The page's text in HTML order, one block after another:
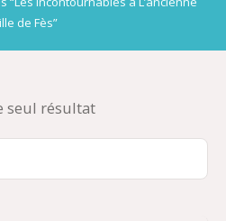
de Fès”
seul résultat